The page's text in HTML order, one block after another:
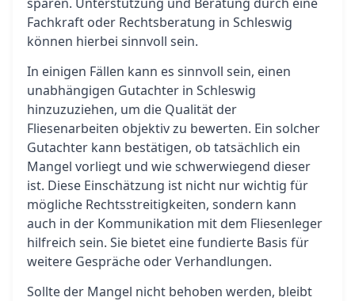
Fachkraft oder Rechtsberatung in Schleswig
können hierbei sinnvoll sein.
In einigen Fällen kann es sinnvoll sein, einen
unabhängigen Gutachter in Schleswig
hinzuzuziehen, um die Qualität der
Fliesenarbeiten objektiv zu bewerten. Ein solcher
Gutachter kann bestätigen, ob tatsächlich ein
Mangel vorliegt und wie schwerwiegend dieser
ist. Diese Einschätzung ist nicht nur wichtig für
mögliche Rechtsstreitigkeiten, sondern kann
auch in der Kommunikation mit dem Fliesenleger
hilfreich sein. Sie bietet eine fundierte Basis für
weitere Gespräche oder Verhandlungen.
Sollte der Mangel nicht behoben werden, bleibt